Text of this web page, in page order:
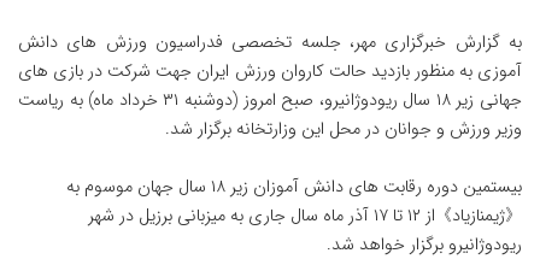
به گزارش خبرگزاری مهر، جلسه تخصصی فدراسیون ورزش های دانش
آموزی به منظور بازدید حالت کاروان ورزش ایران جهت شرکت در بازی های
جهانی زیر ۱۸ سال ریودوژانیرو، صبح امروز (دوشنبه ۳۱ خرداد ماه) به ریاست
وزیر ورزش و جوانان در محل این وزارتخانه برگزار شد.
بیستمین دوره رقابت های دانش آموزان زیر ۱۸ سال جهان موسوم به
《ژیمنازیاد》از ۱۲ تا ۱۷ آذر ماه سال جاری به میزبانی برزیل در شهر
ریودوژانیرو برگزار خواهد شد.